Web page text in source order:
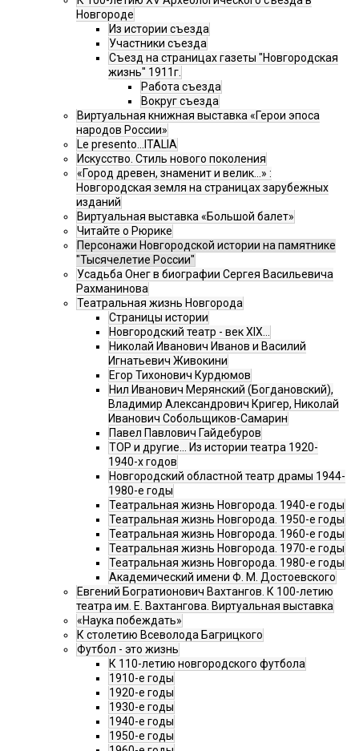
Новгороде
Из истории съезда
Участники съезда
Cъезд на страницах газеты "Новгородская
жизнь" 1911г.
Работа съезда
Вокруг съезда
Виртуальная книжная выставка «Герои эпоса
народов России»
Le presento...ITALIA
Искусство. Стиль нового поколения
«Город древен, знаменит и велик…» :
Новгородская земля на страницах зарубежных
изданий
Виртуальная выставка «Большой балет»
Читайте о Рюрике
Персонажи Новгородской истории на памятнике
"Тысячелетие России"
Усадьба Онег в биографии Сергея Васильевича
Рахманинова
Театральная жизнь Новгорода
Страницы истории
Новгородский театр - век XIX…
Николай Иванович Иванов и Василий
Игнатьевич Живокини
Егор Тихонович Курдюмов
Нил Иванович Мерянский (Богдановский),
Владимир Александрович Кригер, Николай
Иванович Собольщиков-Самарин
Павел Павлович Гайдебуров
ТОР и другие… Из истории театра 1920-
1940-х годов
Новгородский областной театр драмы 1944-
1980-е годы
Театральная жизнь Новгорода. 1940-е годы
Театральная жизнь Новгорода. 1950-е годы
Театральная жизнь Новгорода. 1960-е годы
Театральная жизнь Новгорода. 1970-е годы
Театральная жизнь Новгорода. 1980-е годы
Академический имени Ф. М. Достоевского
Евгений Богратионович Вахтангов. К 100-летию
театра им. Е. Вахтангова. Виртуальная выставка
«Наука побеждать»
К столетию Всеволода Багрицкого
Футбол - это жизнь
К 110-летию новгородского футбола
1910-е годы
1920-е годы
1930-е годы
1940-е годы
1950-е годы